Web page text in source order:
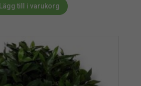
Lägg till i varukorg